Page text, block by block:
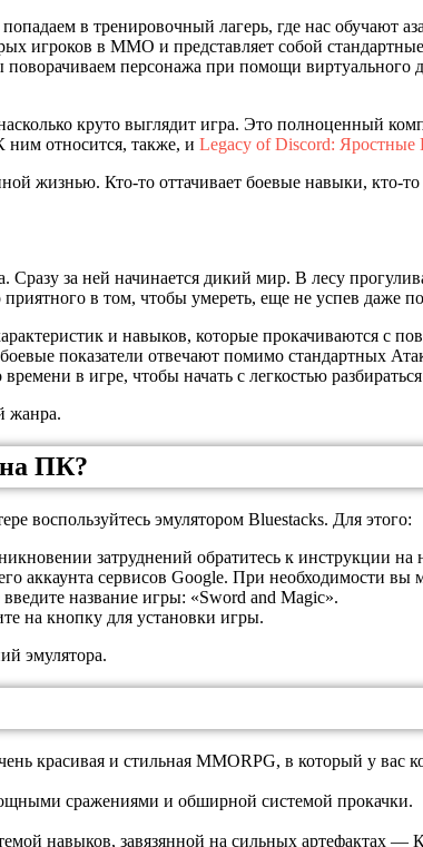
в тренировочный лагерь, где нас обучают
игроков в MMO и представляет собой
поворачиваем персонажа при помощи
круто выглядит игра. Это полноценный
ним относится, также, и Legacy of Discord: Яростные
жизнью. Кто-то оттачивает боевые навыки, кто-
за ней начинается дикий мир. В лесу
в том, чтобы умереть, еще не успев даже
и навыков, которые прокачиваются с
показатели отвечают помимо стандартных
в игре, чтобы начать с легкостью
жанра.
ПК?
воспользуйтесь эмулятором Bluestacks. Для этого:
затруднений обратитесь к инструкции
аккаунта сервисов Google. При необходимости вы
название игры: «Sword and Magic».
на кнопку для установки игры.
эмулятора.
красивая и стильная MMORPG, в который у вас
сражениями и обширной системой прокачки.
навыков, завязянной на сильных артефактах —